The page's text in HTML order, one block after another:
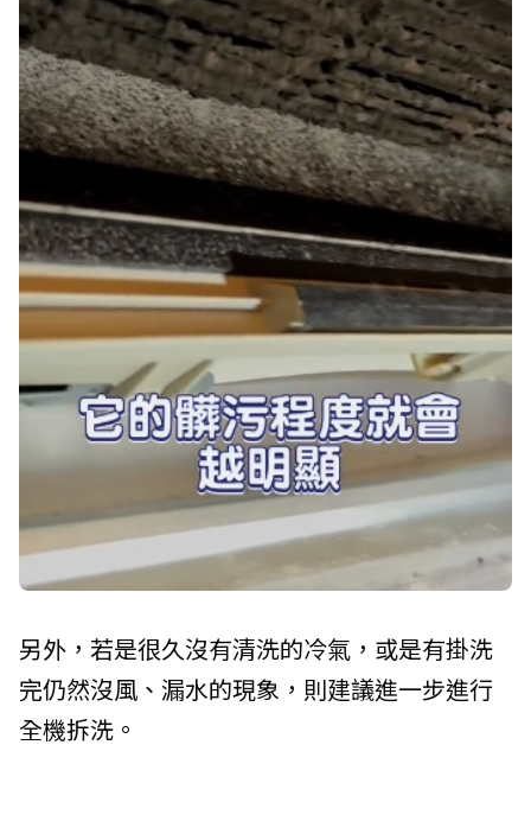
另外，若是很久沒有清洗的冷氣，或是有掛洗
完仍然沒風、漏水的現象，則建議進一步進行
全機拆洗。